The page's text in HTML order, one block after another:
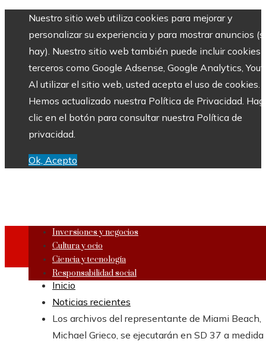
Nuestro sitio web utiliza cookies para mejorar y
personalizar su experiencia y para mostrar anuncios
hay). Nuestro sitio web también puede incluir cookies
terceros como Google Adsense, Google Analytics,
Al utilizar el sitio web, usted acepta el uso de cookies.
Hemos actualizado nuestra Política de Privacidad.
clic en el botón para consultar nuestra Política de
privacidad.
Ok, Acepto
Inversiones y negocios
Cultura y ocio
Ciencia y tecnología
Responsabilidad social
Inicio
Noticias recientes
Los archivos del representante de Miami Beach,
Michael Grieco, se ejecutarán en SD 37 a medida